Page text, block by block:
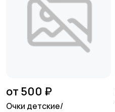
от 500 ₽
Очки детские/